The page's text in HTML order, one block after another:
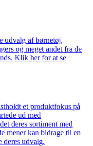
udvalg af børnetøj,
og meget andet fra de
Klik her for at se
et produktfokus på
ud med
deres sortiment med
mener kan bidrage til en
deres udvalg.